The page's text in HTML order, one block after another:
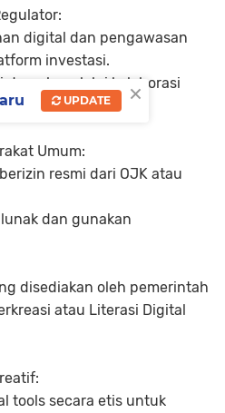
digital dan pengawasan
investasi.
melalui kolaborasi
Umum:
berizin resmi dari OJK atau
dan gunakan
disediakan oleh pemerintah
atau Literasi Digital
tools secara etis untuk
×
UPDATE